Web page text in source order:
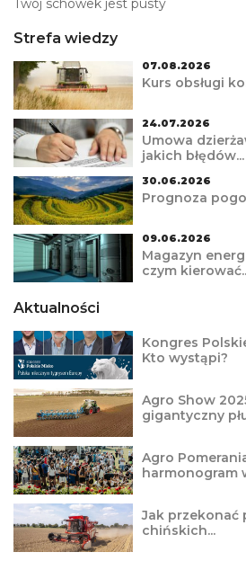
Twój schowek jest pusty
Strefa wiedzy
07.08.2026
Kurs obsługi
24.07.2026
Umowa
jakich błędów...
30.06.2026
Prognoza
09.06.2026
Magazyn
czym
Aktualności
Kongres
Kto wystąpi?
Agro Show
gigantyczny
Agro
harmonogram
Jak przekonać
chińskich...